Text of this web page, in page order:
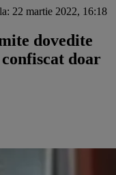
22 martie 2022, 16:18
dovedite
doar